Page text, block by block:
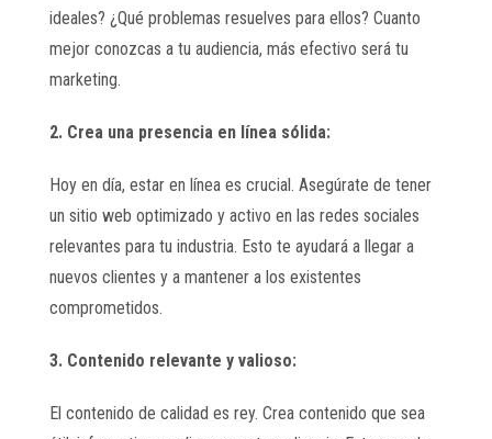
ideales? ¿Qué problemas resuelves para ellos? Cuanto
mejor conozcas a tu audiencia, más efectivo será tu
marketing.
2. Crea una presencia en línea sólida:
Hoy en día, estar en línea es crucial. Asegúrate de tener
un sitio web optimizado y activo en las redes sociales
relevantes para tu industria. Esto te ayudará a llegar a
nuevos clientes y a mantener a los existentes
comprometidos.
3. Contenido relevante y valioso:
El contenido de calidad es rey. Crea contenido que sea